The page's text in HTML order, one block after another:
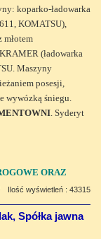
koparko-ładowarka
KOMATSU),
młotem
(ładowarka
Maszyny
posesji,
wywózką śniegu.
. Syderyt
ORAZ
Ilość wyświetleń : 43315
Spółka jawna